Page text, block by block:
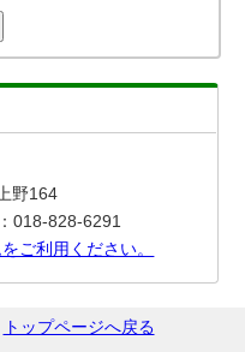
野164
018-828-6291
ご利用ください。
トップページへ戻る